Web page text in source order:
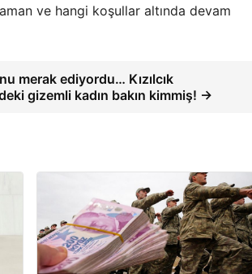
ve hangi koşullar altında devam
merak ediyordu… Kızılcık
gizemli kadın bakın kimmiş! →